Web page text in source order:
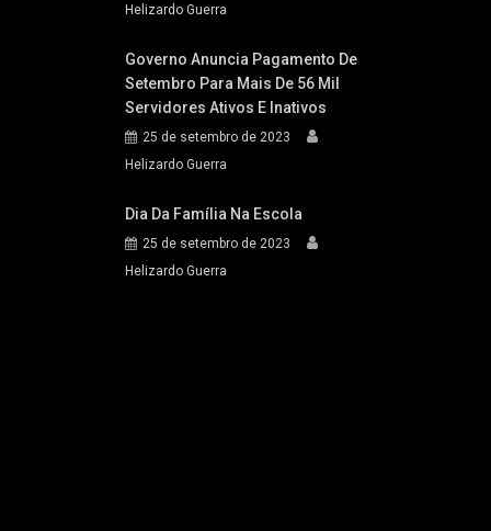
Helizardo Guerra
Governo Anuncia Pagamento De
Setembro Para Mais De 56 Mil
Servidores Ativos E Inativos
25 de setembro de 2023
Helizardo Guerra
Dia Da Família Na Escola
25 de setembro de 2023
Helizardo Guerra